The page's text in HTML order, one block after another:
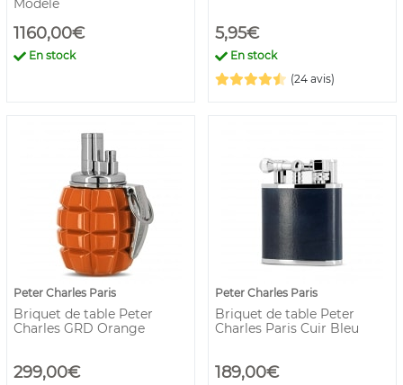
Modèle
1160,00€
En stock
5,95€
En stock
(24 avis)
Peter Charles Paris
Briquet de table Peter
Charles GRD Orange
299,00€
Peter Charles Paris
Briquet de table Peter
Charles Paris Cuir Bleu
189,00€